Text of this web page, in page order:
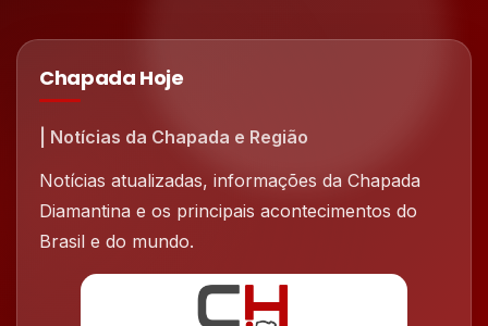
Chapada Hoje
| Notícias da Chapada e Região
Notícias atualizadas, informações da Chapada
Diamantina e os principais acontecimentos do
Brasil e do mundo.